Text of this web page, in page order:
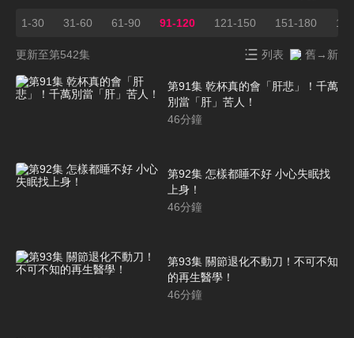
1-30 31-60 61-90 91-120 121-150 151-180
更新至第542集 列表 舊→新
第91集 乾杯真的會「肝悲」！千萬
別當「肝」苦人！
46分鐘
第92集 怎樣都睡不好 小心失眠找
上身！
46分鐘
第93集 關節退化不動刀！不可不知
的再生醫學！
46分鐘